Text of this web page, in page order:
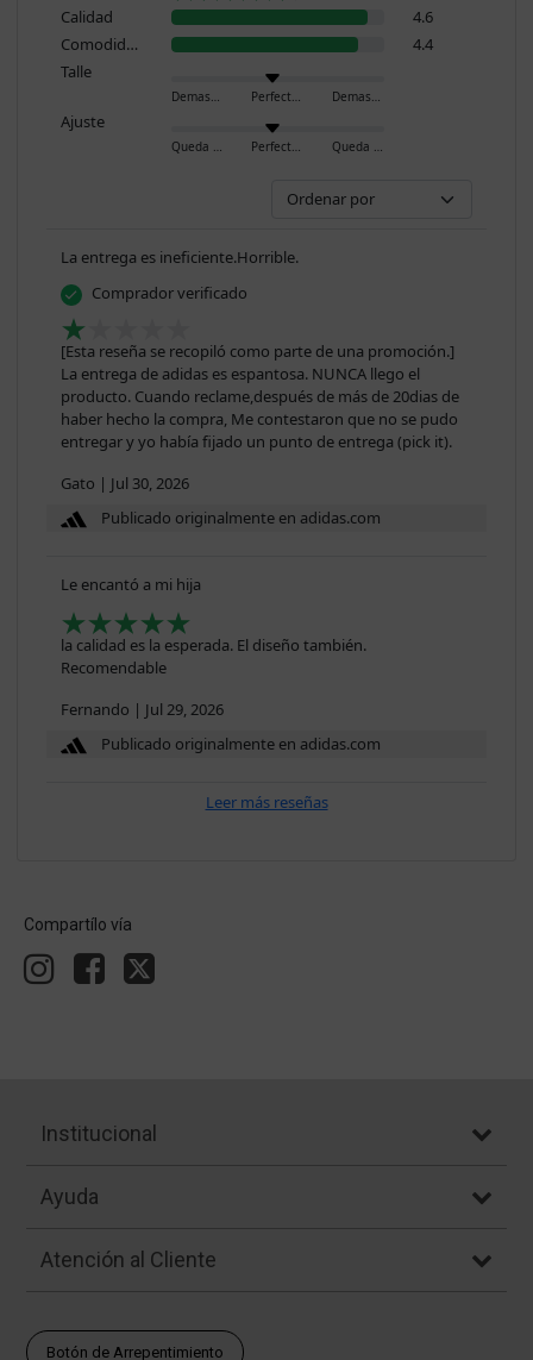
Calidad
4.6
Comodidad
4.4
Talle
Demasiado pequeño Perfecto Demasiado grande
Ajuste
Queda ajustado Perfecto Queda holgado
La entrega es ineficiente.Horrible.
Comprador verificado
[Esta reseña se recopiló como parte de una promoción.]
La entrega de adidas es espantosa. NUNCA llego el
producto. Cuando reclame,después de más de 20dias de
haber hecho la compra, Me contestaron que no se pudo
entregar y yo había fijado un punto de entrega (pick it).
Gato | Jul 30, 2026
Publicado originalmente en adidas.com
Le encantó a mi hija
la calidad es la esperada. El diseño también.
Recomendable
Fernando | Jul 29, 2026
Publicado originalmente en adidas.com
Leer más reseñas
Compartílo vía
Institucional
Ayuda
Atención al Cliente
Botón de Arrepentimiento